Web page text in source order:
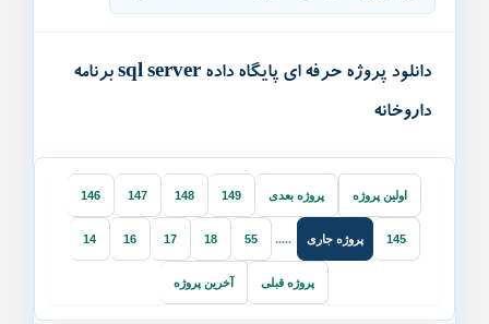
دانلود پروژه حرفه ای پایگاه داده sql server برنامه
داروخانه
اولین پروژه پروژه بعدی 149
148
147
146
145 پروژه جاری .....
55
18
17
16
14
پروژه قبلی آخرین پروژه